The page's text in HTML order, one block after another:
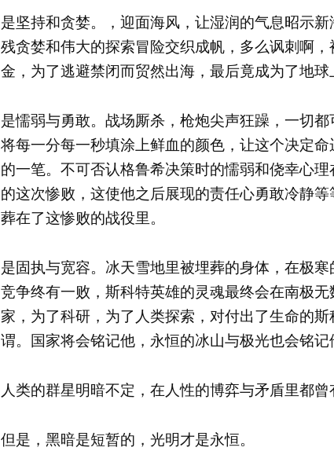
是坚持和贪婪。，迎面海风，让湿润的气息昭示
残贪婪和伟大的探索冒险交织成帆，多么讽刺啊
金，为了逃避禁闭而贸然出海，最后竟成为了地球
是懦弱与勇敢。战场厮杀，枪炮尖声狂躁，一切
将每一分每一秒填涂上鲜血的颜色，让这个决定
的一笔。不可否认格鲁希决策时的懦弱和侥幸心
的这次惨败，这使他之后展现的责任心勇敢冷静
葬在了这惨败的战役里。
是固执与宽容。冰天雪地里被埋葬的身体，在极寒
竞争终有一败，斯科特英雄的灵魂最终会在南极
家，为了科研，为了人类探索，对付出了生命的
谓。国家将会铭记他，永恒的冰山与极光也会铭记
人类的群星明暗不定，在人性的博弈与矛盾里都曾
但是，黑暗是短暂的，光明才是永恒。